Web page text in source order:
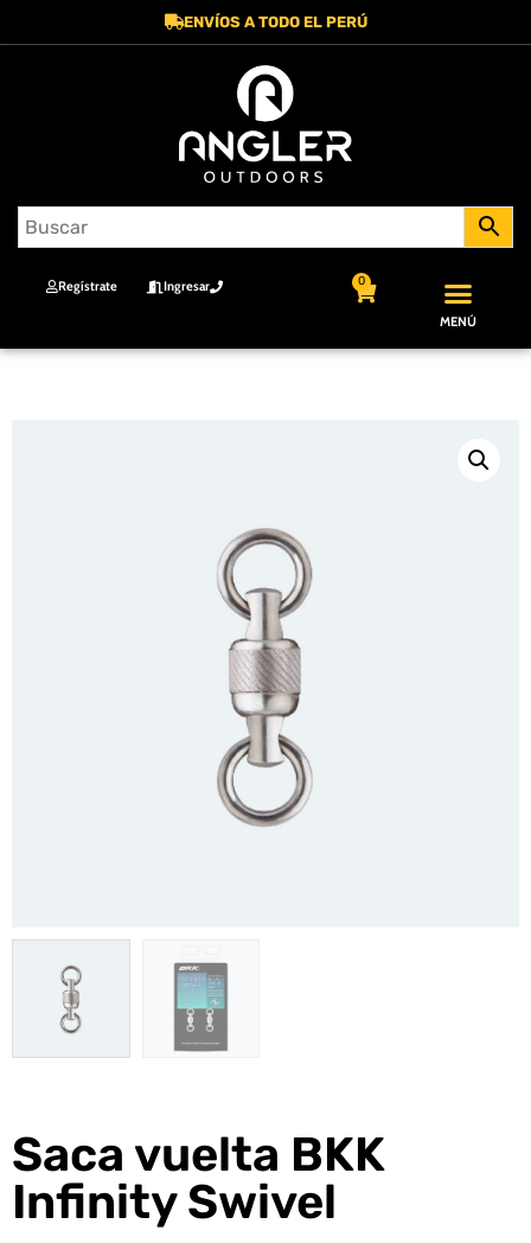
ENVÍOS A TODO EL PERÚ
Regístrate Ingresar 0
MENÚ
Saca vuelta BKK
Infinity Swivel